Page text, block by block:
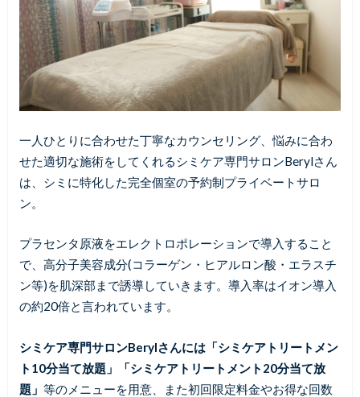
一人ひとりに合わせた丁寧なカウンセリング、悩みに合わ
せた適切な施術をしてくれるシミケア専門サロンBerylさん
は、シミに特化した完全個室の予約制プライベートサロ
ン。
プラセンタ原液をエレクトロポレーションで導入すること
で、高分子美容成分(コラーゲン・ヒアルロン酸・エラスチ
ン等)を肌深部まで誘導していきます。導入率はイオン導入
の約20倍と言われています。
シミケア専門サロンBerylさんには「シミケアトリートメン
ト10分当て放題」「シミケアトリートメント20分当て放
題」 等のメニューを用意、また初回限定料金やお得な回数